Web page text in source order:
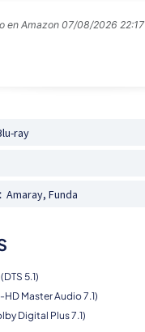
en Amazon 07/08/2026 22:17
ray
Amaray, Funda
5.1)
HD Master Audio 7.1)
Digital Plus 7.1)